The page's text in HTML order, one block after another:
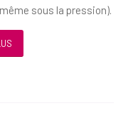
sous la pression).